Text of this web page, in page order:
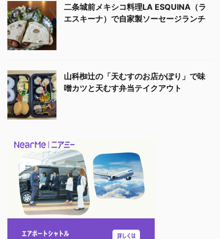
二条城前メキシコ料理LA ESQUINA（ラ
エスキーナ）で自家製ソーセージランチ
山科椥辻の「天むすのお店かぽり」で味
噌カツと天むす弁当テイクアウト